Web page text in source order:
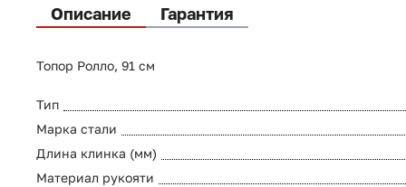
Описание Гарантия
Топор Ролло, 91 см
Тип
Марка стали
Длина клинка (мм)
Материал рукояти